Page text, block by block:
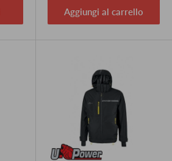
Aggiungi al carrello